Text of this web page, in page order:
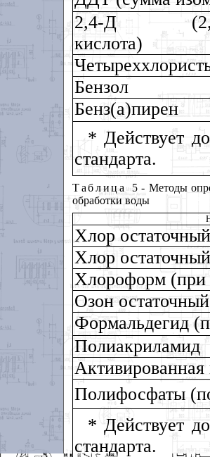
2,4-Д (2,4-
кислота)
Бензол
Бенз(а)пирен
* Действует
стандарта.
Таблица5 - Методы
обработки воды
Хлор
Хлор
Хлороформ (при
Озон остаточный
Формальдегид
Полиакриламид
Полифосфаты
* Действует
стандарта.